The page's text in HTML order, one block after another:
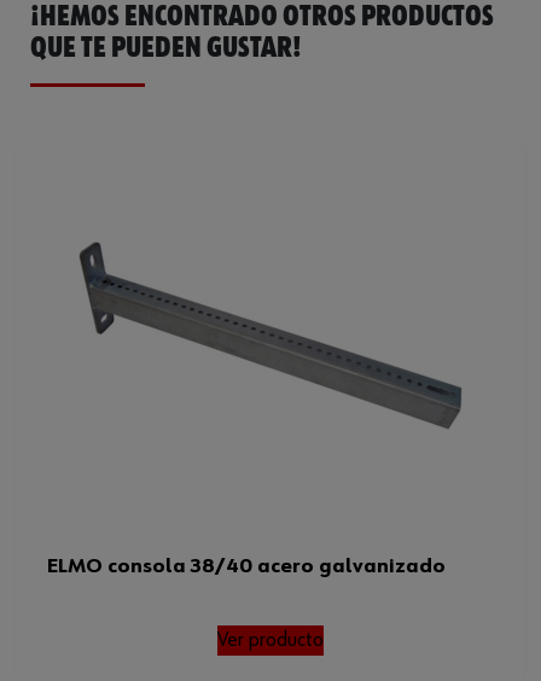
Superficie ZN
Longitud
Altura
Catálogo General 0862423135
Ficha Técnica
¡HEMOS ENCONTRADO OTROS PRODUCTOS
QUE TE PUEDEN GUSTAR!
ELMO consola 38/40 acero galvanizado
Ver producto